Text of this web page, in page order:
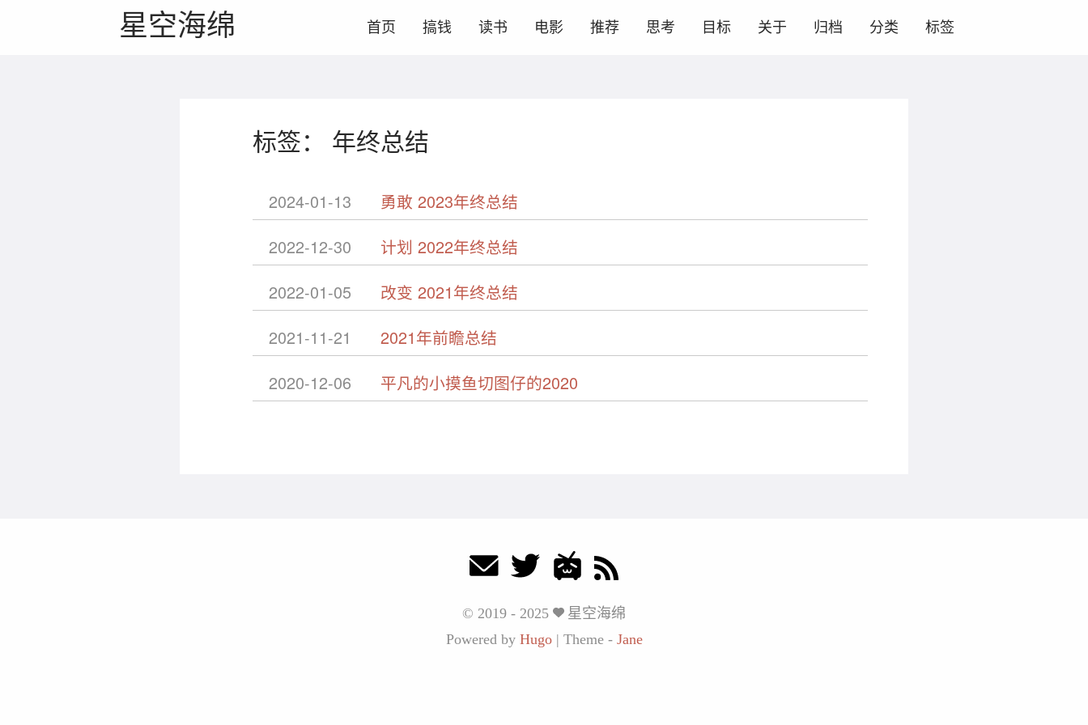
星空海绵 首页 搞钱 读书 电影 推荐 思考 目标 关于 归档 分类 标签
标签： 年终总结
2024-01-13
勇敢 2023年终总结
2022-12-30
计划 2022年终总结
2022-01-05
改变 2021年终总结
2021-11-21
2021年前瞻总结
2020-12-06
平凡的小摸鱼切图仔的2020
© 2019 - 2025
星空海绵
Powered by Hugo | Theme - Jane